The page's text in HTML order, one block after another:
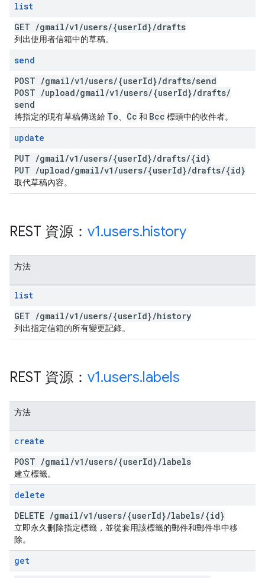
list
GET /gmail/v1 /users/{userId}/drafts
列出使用者信箱中的草稿。
send
POST /gmail/v1 /users/{userId}/drafts/send
POST /upload/gmail/v1 /users/{userId}/drafts/
send
將指定的現有草稿傳送給 To Cc 和 Bcc 標頭中的收件者。
update
PUT /gmail/v1 /users/{userId}/drafts/{id}
PUT /upload/gmail/v1 /users/{userId}/drafts/{id}
取代草稿內容。
REST 資源： v1.users.history
方法
list
GET /gmail/v1 /users/{userId}/history
列出指定信箱的所有變更記錄。
REST 資源： v1.users.labels
方法
create
POST /gmail/v1 /users/{userId}/labels
建立標籤。
delete
DELETE /gmail/v1 /users/{userId}/labels/{id}
立即永久刪除指定標籤，並從套用該標籤的郵件和郵件串中移
除。
get